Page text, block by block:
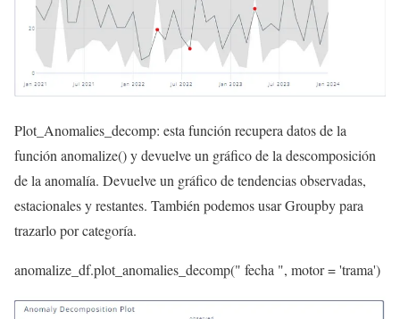
Plot_Anomalies_decomp: esta función recupera datos de la
función anomalize() y devuelve un gráfico de la descomposición
de la anomalía. Devuelve un gráfico de tendencias observadas,
estacionales y restantes. También podemos usar Groupby para
trazarlo por categoría.
anomalize_df.plot_anomalies_decomp(" fecha ", motor ='trama')